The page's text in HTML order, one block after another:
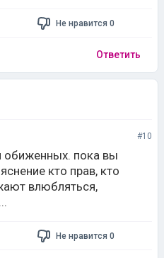
Не нравится 0
Ответить
#10
обиженных. пока вы
кто прав, кто
влюбляться,
Не нравится 0